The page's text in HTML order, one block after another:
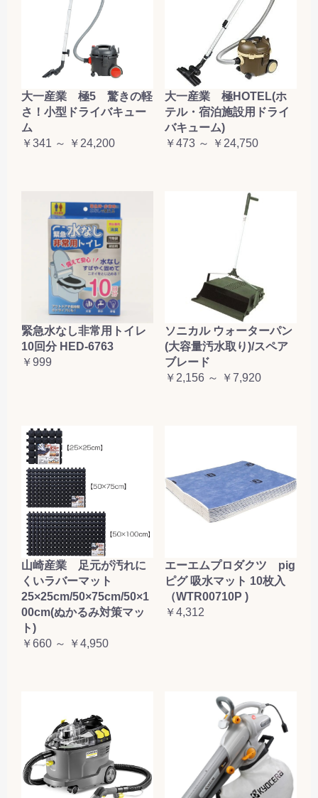
大一産業 極5 驚きの軽
さ！小型ドライバキュー
ム
￥341 ～ ￥24,200
大一産業 極HOTEL(ホ
テル・宿泊施設用ドライ
バキューム)
￥473 ～ ￥24,750
緊急水なし非常用トイレ
10回分 HED-6763
￥999
ソニカル ウォーターパン
(大容量汚水取り)/スペア
ブレード
￥2,156 ～ ￥7,920
山崎産業 足元が汚れに
くいラバーマット
25×25cm/50×75cm/50×1
00cm(ぬかるみ対策マッ
ト)
￥660 ～ ￥4,950
エーエムプロダクツ pig
ピグ 吸水マット 10枚入
（WTR00710P )
￥4,312